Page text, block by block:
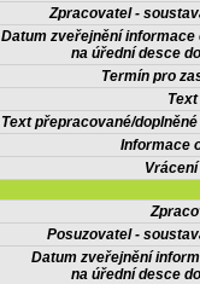
Zpracovatel -
Datum zveřejnění informace
na úřední desce
Termín pro
Text přepracované/
Informace
Posuzovatel -
Datum zveřejnění
na úřední desce